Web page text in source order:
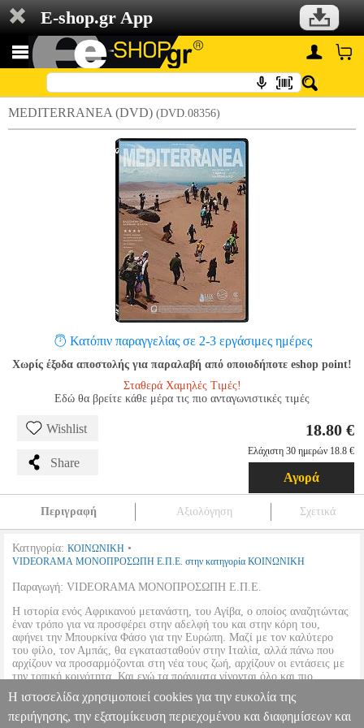
E-shop.gr App
MEDITERRANEA (DVD) (DVD.08356)
Κατόπιν παραγγελίας σε 2-3 εργάσιμες ημέρες
Χωρίς έξοδα αποστολής για παραλαβή από οποιοδήποτε eshop point!
Σταθερά Χαμηλές Τιμές!
Εδώ θα βρείτε κάθε μέρα τις πιο ανταγωνιστικές τιμές
Wishlist
Share
18.80 €
Ελάχιστη 30 ημερών 18.8 €
Αγορά
Περιγραφή Αξιολόγηση Σχετικά
Κατηγορία: ΚΟΙΝΩΝΙΚΗ •
VIDEORAMA ΜΟΝΟΠΡΟΣΩΠΗ Ε.Π.Ε. στην κατηγορία ΚΟΙΝΩΝΙΚΗ
Παραγωγή: VIDEORAMA ΜΟΝΟΠΡΟΣΩΠΗ Ε.Π.Ε.
Η ιστορία ενός Αφρικανού μετανάστη, του Αγίβα, ο οποίος αναζητώντας
έναν τρόπο για να προσφέρει στην αδελφή του και στην κόρη του,
αφήνει την Μπουρκίνα Φάσο για την Ευρώπη. Μαζί με τον καλύτερο
του φίλο, τον Αμπάς, θα εγκατασταθούν στην Ιταλία, αλλά πάνω που
αρχίζουν να προσαρμόζονται στη νέα τους ζωή, αρχίζουν οι εντάσεις με
την τοπική κοινότητα. Και ενώ τα πράγματα γίνονται όλο και πιο
επικίνδυνα ο Αγίβα υπομένει αποφασισμένος την καταιγίδα,
πληρώνοντας το κόστος.
Η ιστοσελίδα χρησιμοποιεί cookies για την ευκολία της
περιήγησης, την εξατομίκευση περιεχομένου και διαφημίσεων και